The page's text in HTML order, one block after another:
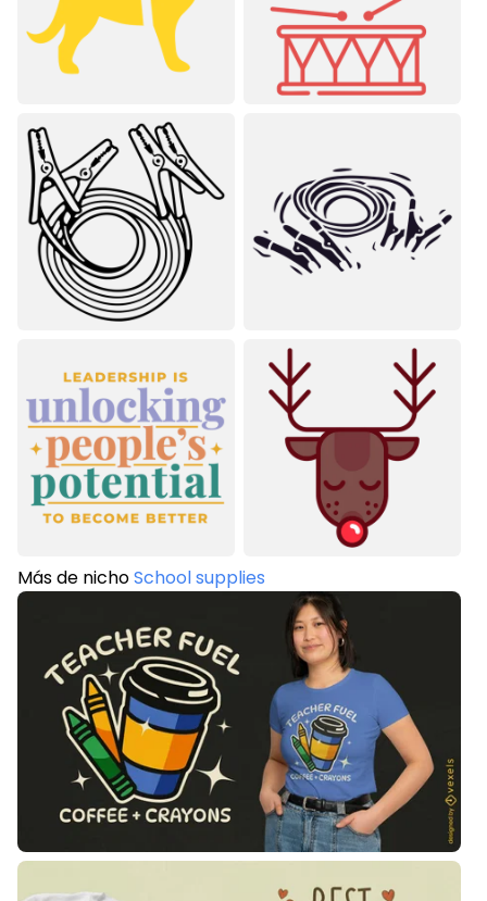
Más de nichoSchool supplies